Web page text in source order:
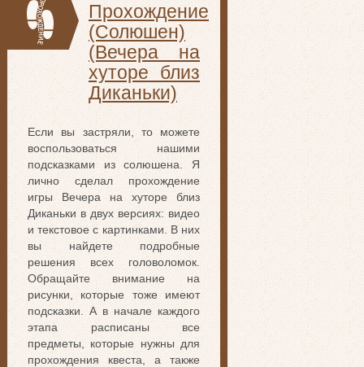
Прохождение
(Солюшен)
(Вечера на
хуторе близ
Диканьки)
Если вы застряли, то можете
воспользоваться нашими
подсказками из солюшена. Я
лично сделал прохождение
игры Вечера на хуторе близ
Диканьки в двух версиях: видео
и текстовое с картинками. В них
вы найдете подробные
решения всех головоломок.
Обращайте внимание на
рисунки, которые тоже имеют
подсказки. А в начале каждого
этапа расписаны все
предметы, которые нужны для
прохождения квеста, а также